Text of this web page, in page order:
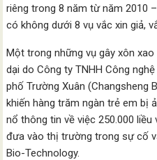
riêng trong 8 năm từ năm 2010
có không dưới 8 vụ vắc xin giả,
Một trong những vụ gây xôn
dại do Công ty TNHH Công
phố Trường Xuân (Changsheng
khiến hàng trăm ngàn trẻ em bị
nổ thông tin về việc 250.000
đưa vào thị trường trong sự cố
Bio-Technology.